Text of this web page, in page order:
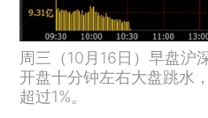
周三（10月16日）早盘沪
开盘十分钟左右大盘跳水
超过1%。